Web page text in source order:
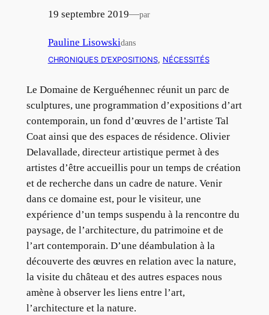
19 septembre 2019—par
Pauline Lisowskidans
CHRONIQUES D’EXPOSITIONS, NÉCESSITÉS
Le Domaine de Kerguéhennec réunit un parc de
sculptures, une programmation d’expositions d’art
contemporain, un fond d’œuvres de l’artiste Tal
Coat ainsi que des espaces de résidence. Olivier
Delavallade, directeur artistique permet à des
artistes d’être accueillis pour un temps de création
et de recherche dans un cadre de nature. Venir
dans ce domaine est, pour le visiteur, une
expérience d’un temps suspendu à la rencontre du
paysage, de l’architecture, du patrimoine et de
l’art contemporain. D’une déambulation à la
découverte des œuvres en relation avec la nature,
la visite du château et des autres espaces nous
amène à observer les liens entre l’art,
l’architecture et la nature.